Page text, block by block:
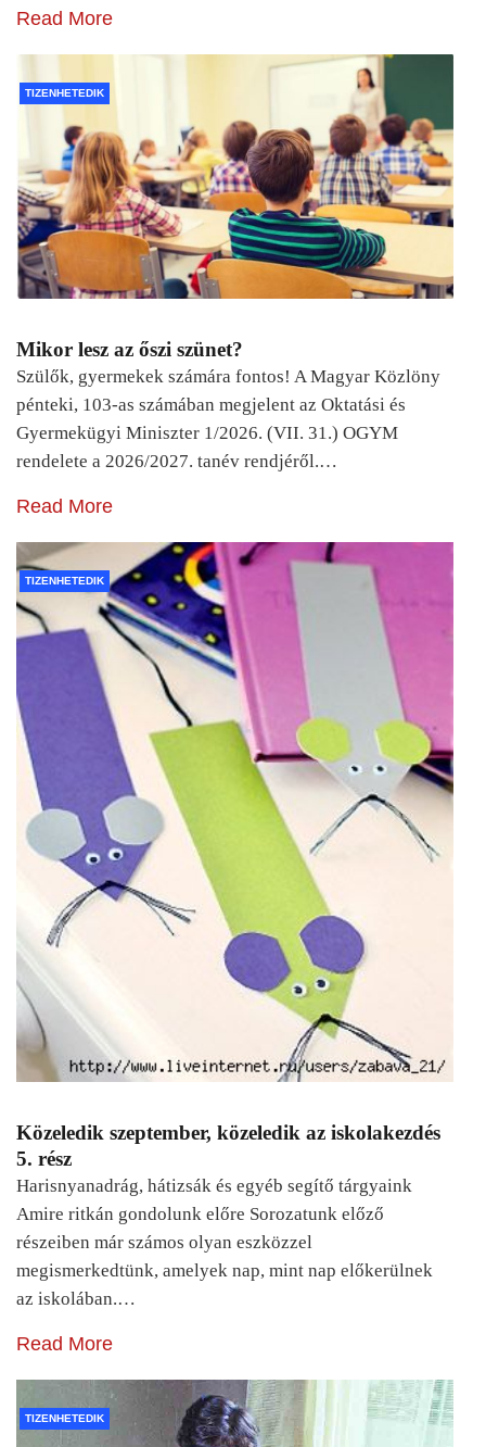
Read More
TIZENHETEDIK
Mikor lesz az őszi szünet?
Szülők, gyermekek számára fontos! A Magyar Közlöny
pénteki, 103-as számában megjelent az Oktatási és
Gyermekügyi Miniszter 1/2026. (VII. 31.) OGYM
rendelete a 2026/2027. tanév rendjéről.…
Read More
TIZENHETEDIK
Közeledik szeptember, közeledik az iskolakezdés
5. rész
Harisnyanadrág, hátizsák és egyéb segítő tárgyaink
Amire ritkán gondolunk előre Sorozatunk előző
részeiben már számos olyan eszközzel
megismerkedtünk, amelyek nap, mint nap előkerülnek
az iskolában.…
Read More
TIZENHETEDIK